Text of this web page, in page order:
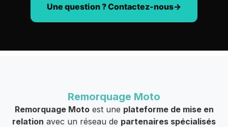
Une question ? Contactez-nous
Remorquage Moto
Remorquage Motoest une plateforme de mise en
relation avec un réseau de partenaires spécialisés